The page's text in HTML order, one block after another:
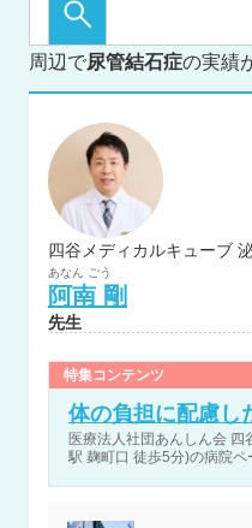
周辺で尿管結石症の実績
四谷メディカルキューブ
あなん ごう
阿南 剛
先生
特集コンテンツ
体の負担に配慮し
医療法人社団あんしん会
駅 麹町口 徒歩5分)の病院ペ